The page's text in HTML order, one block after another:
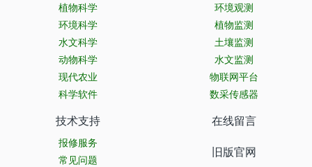
植物科学
环境科学
水文科学
动物科学
现代农业
科学软件
环境观测
植物监测
土壤监测
水文监测
物联网平台
数采传感器
技术支持
报修服务
常见问题
在线留言
旧版官网